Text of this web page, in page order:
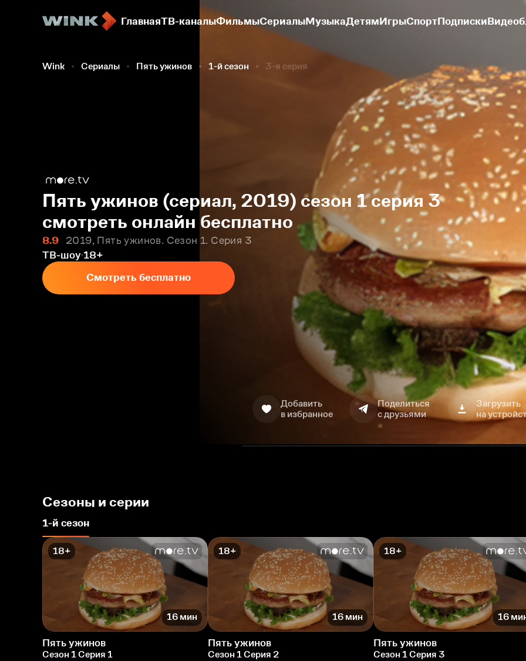
ГлавнаяТВ-каналыФильмыСериалыМузыкаДетямИгрыСпортПодписки
Wink Сериалы Пять ужинов 1-й сезон 3-я серия
Пять ужинов (сериал, 2019) сезон 1 серия 3
смотреть онлайн бесплатно
8.9
2019, Пять ужинов. Сезон 1. Серия 3
ТВ-шоу 18+
Смотреть бесплатно
Добавить
в избранное
Поделиться
с друзьями
Загрузить
на
Сезоны и серии
1-й сезон
18+
16 мин
Пять ужинов
Сезон 1 Серия 1
18+
16 мин
Пять ужинов
Сезон 1 Серия 2
18+
16
Пять ужинов
Сезон 1 Серия 3